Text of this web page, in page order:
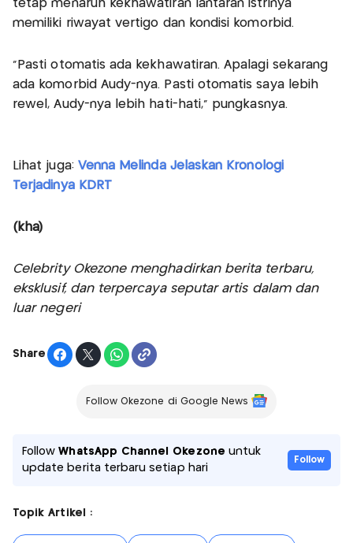
tetap menaruh kekhawatiran lantaran istrinya
memiliki riwayat vertigo dan kondisi komorbid.
"Pasti otomatis ada kekhawatiran. Apalagi sekarang
ada komorbid Audy-nya. Pasti otomatis saya lebih
rewel, Audy-nya lebih hati-hati," pungkasnya.
Lihat juga: Venna Melinda Jelaskan Kronologi
Terjadinya KDRT
(kha)
Celebrity Okezone menghadirkan berita terbaru,
eksklusif, dan terpercaya seputar artis dalam dan
luar negeri
Share
Follow Okezone di Google News
FollowWhatsApp Channel Okezone untuk
update berita terbaru setiap hari
Follow
Topik Artikel :